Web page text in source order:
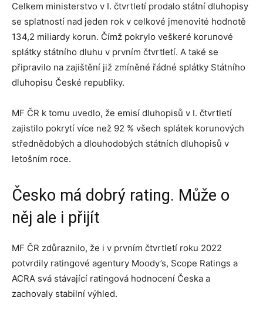
Celkem ministerstvo v I. čtvrtletí prodalo státní dluhopisy
se splatností nad jeden rok v celkové jmenovité hodnotě
134,2 miliardy korun. Čímž pokrylo veškeré korunové
splátky státního dluhu v prvním čtvrtletí. A také se
připravilo na zajištění již zmíněné řádné splátky Státního
dluhopisu České republiky.
MF ČR k tomu uvedlo, že emisí dluhopisů v I. čtvrtletí
zajistilo pokrytí více než 92 % všech splátek korunových
střednědobých a dlouhodobých státních dluhopisů v
letošním roce.
Česko má dobrý rating. Může o
něj ale i přijít
MF ČR zdůraznilo, že i v prvním čtvrtletí roku 2022
potvrdily ratingové agentury Moody’s, Scope Ratings a
ACRA svá stávající ratingová hodnocení Česka a
zachovaly stabilní výhled.